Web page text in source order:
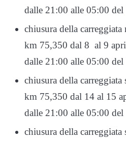
dalle 21:00 alle 05:00 del
chiusura della
km 75,350 dal 8 al 9
dalle 21:00 alle 05:00 del
chiusura della
km 75,350 dal 14 al 15
dalle 21:00 alle 05:00 del
chiusura della